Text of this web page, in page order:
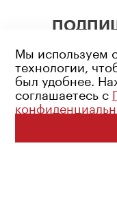
©
Мы используем
технологии,
был удобнее.
соглашаетесь с